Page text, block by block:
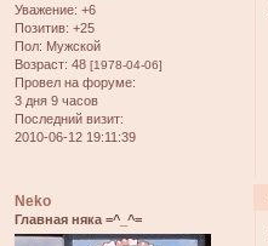
Уважение: +6
Позитив: +25
Пол: Мужской
Возраст: 48 [1978-04-06]
Провел на форуме:
3 дня 9 часов
Последний визит:
2010-06-12 19:11:39
Neko
Главная няка =^_^=